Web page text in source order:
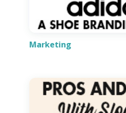
Marketing